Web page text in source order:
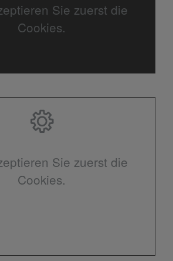
Sie zuerst die
Cookies.
Sie zuerst die
Cookies.